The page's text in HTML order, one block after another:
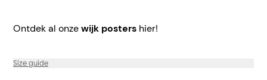
Ontdek al onzewijk posters hier!
Size guide